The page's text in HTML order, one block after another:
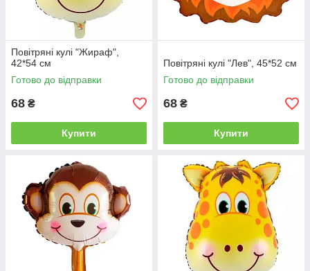
Повітряні кулі "Жираф",
42*54 см
Готово до відправки
68 ₴
Купити
Повітряні кулі "Лев", 45*52 см
Готово до відправки
68 ₴
Купити